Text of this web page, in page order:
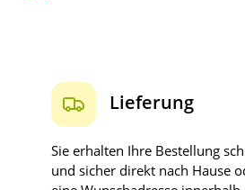
Lieferung
Sie erhalten Ihre Bestellung
und sicher direkt nach Hause